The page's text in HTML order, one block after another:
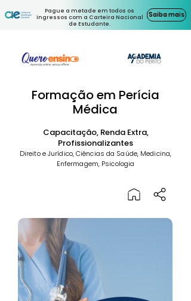
Pague a metade em todos os
ingressos com a Carteira Nacional
de Estudante.
Saiba mais
Formação em Perícia
Médica
Capacitação, Renda Extra,
Profissionalizantes
Direito e Jurídico, Ciências da Saúde, Medicina,
Enfermagem, Psicologia